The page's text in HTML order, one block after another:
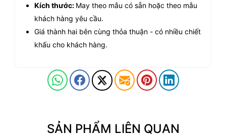
Kích thước: May theo mẫu có sẵn hoặc theo mẫu
khách hàng yêu cầu.
Giá thành hai bên cùng thỏa thuận - có nhiều chiết
khấu cho khách hàng.
SẢN PHẨM LIÊN QUAN